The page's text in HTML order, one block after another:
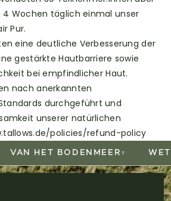
Hautfeuchtigkeit, eine
empfindlicher Haut.
nach anerkannten
Standards durchgeführt und
unserer natürlichen
Wochen täglich einmal unser
Pur.
eine deutliche Verbesserung der
gestärkte Hautbarriere sowie
bei empfindlicher Haut.
nach anerkannten
durchgeführt und
unserer natürlichen
policies/refund-policy
VAN HET BODENMEER